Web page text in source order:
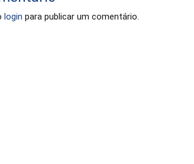
login para publicar um comentário.